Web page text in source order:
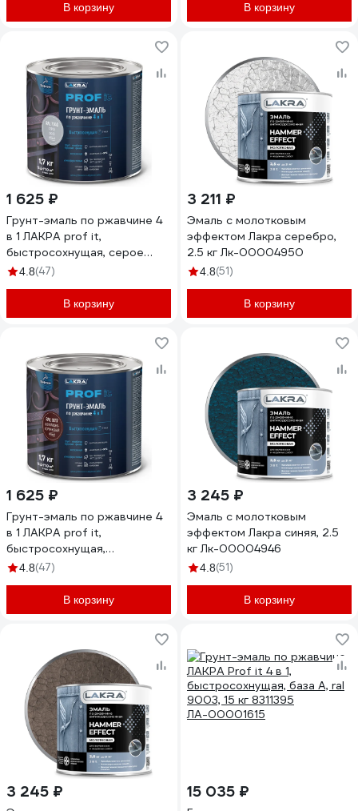
В корзину В корзину
1 625 ₽
Грунт-эмаль по ржавчине 4
в 1 ЛАКРА prof it,
быстросохнущая, серое
окно, ral 7040, 1.7 кг
4.8(47)
В корзину
3 211 ₽
Эмаль с молотковым
эффектом Лакра серебро,
2.5 кг Лк-00004950
4.8(51)
В корзину
1 625 ₽
Грунт-эмаль по ржавчине 4
в 1 ЛАКРА prof it,
быстросохнущая,
шоколадно-коричневый, ral
4.8(47)
В корзину
3 245 ₽
Эмаль с молотковым
эффектом Лакра синяя, 2.5
кг Лк-00004946
4.8(51)
В корзину
3 245 ₽ 15 035 ₽